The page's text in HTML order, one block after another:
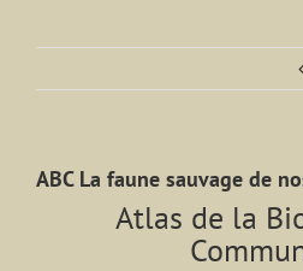
ABC La faune sauvage de
Atlas de la